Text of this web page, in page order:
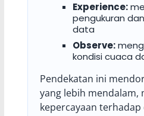
Experience:
pengukuran
data
Observe:
kondisi cuaca
Pendekatan ini
yang lebih mendalam,
kepercayaan terhadap